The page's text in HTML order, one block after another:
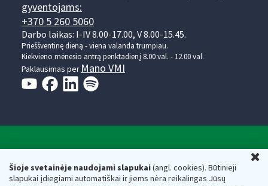
Šioje svetainėje naudojami slapukai(angl. cookies). Būtinieji
slapukai įdiegiami automatiškai ir jiems nėra reikalingas Jūsų
gyventojams:
+370 5 260 5060
Darbo laikas: I-IV 8.00-17.00, V 8.00-15.45.
Prieššventinę dieną - viena valanda trumpiau.
Kiekvieno mėnesio antrą penktadienį 8.00 val. - 12.00 val.
Paklausimas per Mano VMI
Respublikos finansų ministerijos